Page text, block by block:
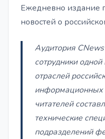
Ежедневно издание
новостей о
Аудитория
сотрудники
отраслей
информационных
читателей
технические
подразделений